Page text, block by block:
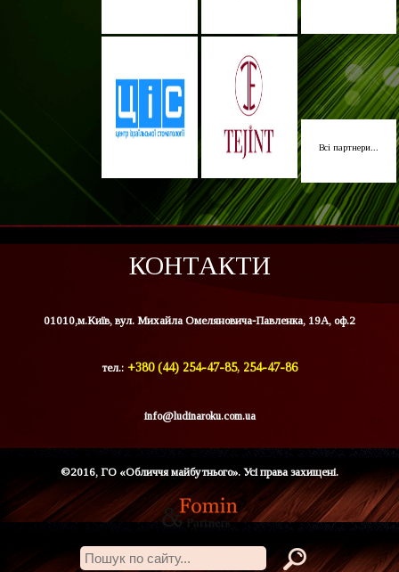
Всі партнери...
КОНТАКТИ
01010,м.Київ, вул. Михайла Омеляновича-Павленка, 19А, оф.2
тел.: +380 (44) 254-47-85, 254-47-86
info@ludinaroku.com.ua
©2016, ГО «Обличчя майбутнього». Усі права захищені.